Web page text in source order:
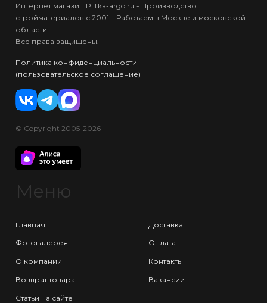
Интернет магазин Plitka-argo.ru - Производство
стройматериалов с 2001г. Работаем в Москве и московской
области.
Все права защищены.
Политика конфиденциальности
(пользовательское соглашение)
© Copyright 2005-2026
Меню
Главная
Фотогалерея
О компании
Возврат товара
Статьи на сайте
Доставка
Оплата
Контакты
Вакансии